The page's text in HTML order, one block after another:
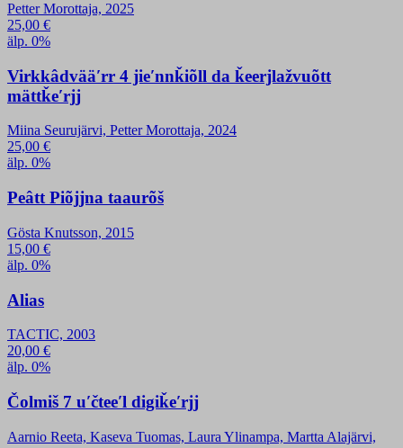
Petter Morottaja, 2025
25,00 €
älp. 0%
Virkkâdvääʹrr 4 jieʹnnǩiõll da ǩeerjlažvuõtt
mättǩeʹrjj
Miina Seurujärvi, Petter Morottaja, 2024
25,00 €
älp. 0%
Peâtt Piõjjna taaurõš
Gösta Knutsson, 2015
15,00 €
älp. 0%
Alias
TACTIC, 2003
20,00 €
älp. 0%
Čolmiš 7 uʹčteeʹl digiǩeʹrjj
Aarnio Reeta, Kaseva Tuomas, Laura Ylinampa, Martta Alajärvi,